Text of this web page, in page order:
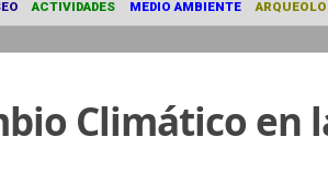
MUSEO ACTIVIDADES MEDIO AMBIENTE
Climático en